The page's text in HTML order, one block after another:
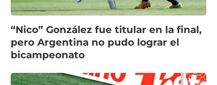
“Nico” González fue titular en la final,
pero Argentina no pudo lograr el
bicampeonato